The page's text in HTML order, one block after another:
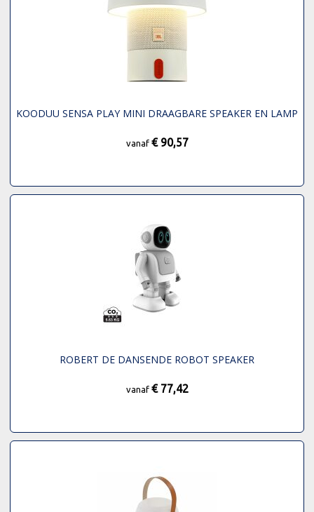
KOODUU SENSA PLAY MINI DRAAGBARE SPEAKER EN LAMP
vanaf € 90,57
ROBERT DE DANSENDE ROBOT SPEAKER
vanaf € 77,42